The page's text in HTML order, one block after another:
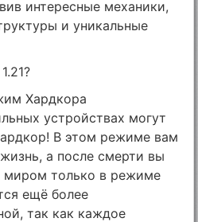
интересные механики,
и уникальные
Хардкора
устройствах могут
В этом режиме вам
а после смерти вы
миром только в режиме
ещё более
так как каждое